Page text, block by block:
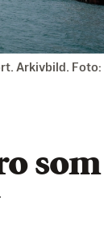
Arkivbild. Foto:
som